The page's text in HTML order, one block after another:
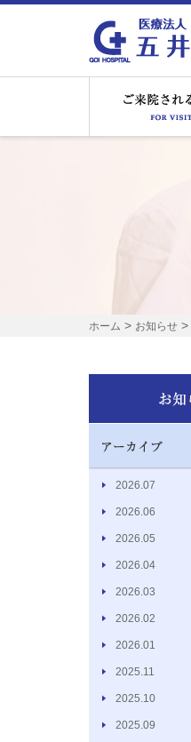
ホーム > お知らせ >
2026.07
2026.06
2026.05
2026.04
2026.03
2026.02
2026.01
2025.11
2025.10
2025.09